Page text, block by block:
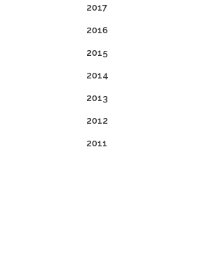
2017
2016
2015
2014
2013
2012
2011